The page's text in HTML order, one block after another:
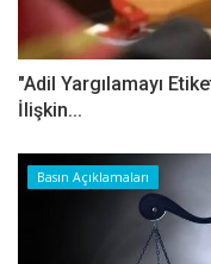
"Adil Yargılamayı
İlişkin...
Basın Açıklamaları